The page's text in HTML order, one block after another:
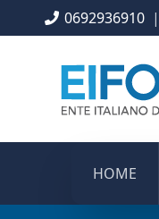
0692936910 |
HOME